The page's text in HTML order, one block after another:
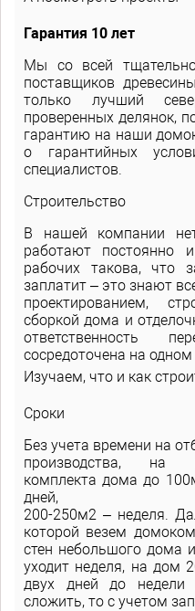
Гарантия 10 лет
Мы со всей
поставщиков
только лучший
проверенных делянок,
гарантию на наши
о гарантийных
специалистов.
Строительство
В нашей компании
работают постоянно
рабочих такова, что
заплатит – это знают
проектированием,
сборкой дома и
ответственность
сосредоточена на одном
Изучаем, что и как
Сроки
Без учета времени на
производства, на
комплекта дома до
дней,
200-250м2 – неделя.
которой везем
стен небольшого дома
уходит неделя, на дом
двух дней до
сложить, то с учетом